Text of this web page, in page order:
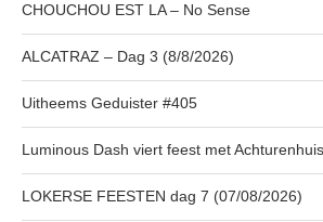
CHOUCHOU EST LA – No Sense
ALCATRAZ – Dag 3 (8/8/2026)
Uitheems Geduister #405
Luminous Dash viert feest met
LOKERSE FEESTEN dag 7 (07/08/2026)